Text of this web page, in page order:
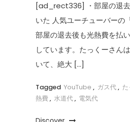
[ad_rect336] ・部屋の退
いた 人気ユーチューバーの
部屋の退去後も光熱費を払
しています。たっくーさん
いて、絶大 […]
Tagged YouTube , ガス代,
熱費, 水道代, 電気代